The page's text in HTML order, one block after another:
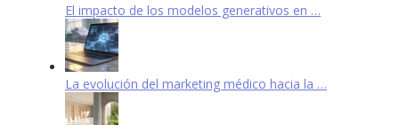
El impacto de los modelos generativos en …
La evolución del marketing médico hacia la …